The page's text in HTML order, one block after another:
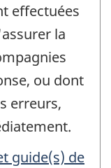
effectuées
la
ou dont
erreurs,
guide(s) de